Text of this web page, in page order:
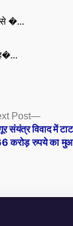
�...
Post
Next
post:
संयंत्र विवाद में
करोड़ रुपये का